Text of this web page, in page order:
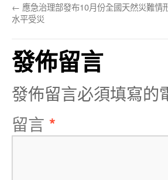
← 應急治理部發布10月份全國天然災難
水平受災
發佈留言
發佈留言必須填寫的
留言 *